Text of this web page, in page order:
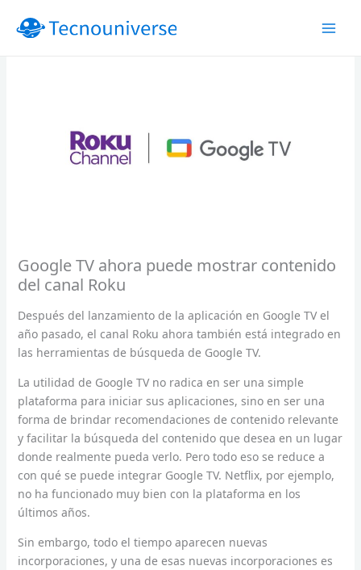
Google TV ahora puede mostrar contenido
del canal Roku
Después del lanzamiento de la aplicación en Google TV el
año pasado, el canal Roku ahora también está integrado en
las herramientas de búsqueda de Google TV.
La utilidad de Google TV no radica en ser una simple
plataforma para iniciar sus aplicaciones, sino en ser una
forma de brindar recomendaciones de contenido relevante
y facilitar la búsqueda del contenido que desea en un lugar
donde realmente pueda verlo. Pero todo eso se reduce a
con qué se puede integrar Google TV. Netflix, por ejemplo,
no ha funcionado muy bien con la plataforma en los
últimos años.
Sin embargo, todo el tiempo aparecen nuevas
incorporaciones, y una de esas nuevas incorporaciones es